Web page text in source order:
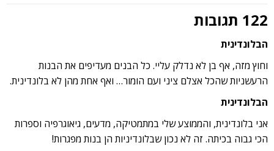
122 תגובות
הבלונדינית
וחוץ מזה, אף בן לא נדלק עליי. כל הבנים מעדיפים את הבנות
הרעשניות שהכל אצלם ציני ועם הומור… ואף אחת מהן לא בלונדינית.
הבלונדינית
אני בלונדינית, והממוצע שלי במתמטיקה, מדעים, גיאוגרפיה וספרות
הכי גבוה בכיתה. זה לא נכון שבלונדיניות הן בנות מפגרות!